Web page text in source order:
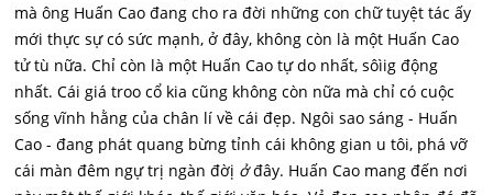
mà ông Huấn Cao đang cho ra đời những con chữ tuyệt tác ấy
mới thực sự có sức mạnh, ở đây, không còn là một Huấn Cao
tử tù nữa. Chỉ còn là một Huấn Cao tự do nhất, sôìig động
nhất. Cái giá troo cổ kia cũng không còn nữa mà chỉ có cuộc
sống vĩnh hằng của chân lí về cái đẹp. Ngôi sao sáng - Huấn
Cao - đang phát quang bừng tỉnh cái không gian u tôi, phá vỡ
cái màn đêm ngự trị ngàn đờị ởđây. Huấn Cao mang đến nơi